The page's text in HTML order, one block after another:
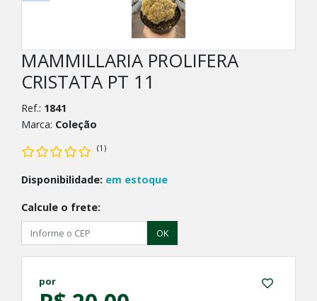
MAMMILLARIA PROLIFERA
CRISTATA PT 11
Ref.: 1841
Marca: Coleção
(1)
Disponibilidade: em estoque
Calcule o frete:
OK
por